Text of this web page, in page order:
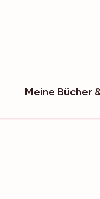
Meine Bücher